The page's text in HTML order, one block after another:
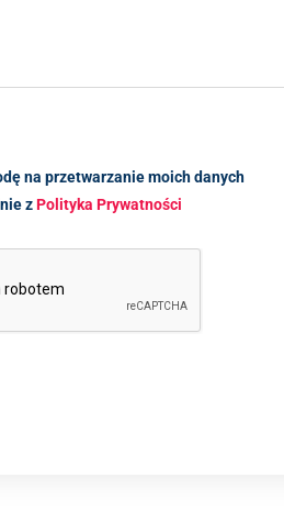
na przetwarzanie moich danych
zPolityka Prywatności